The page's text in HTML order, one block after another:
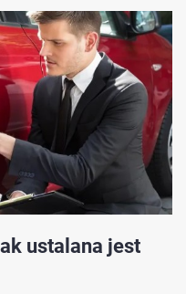
ustalana jest